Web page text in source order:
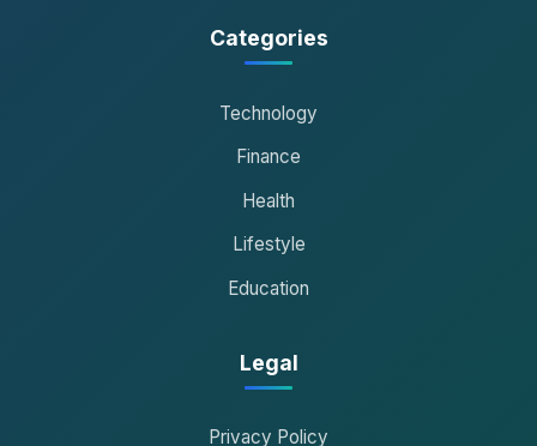
Categories
Technology
Finance
Health
Lifestyle
Education
Legal
Privacy Policy